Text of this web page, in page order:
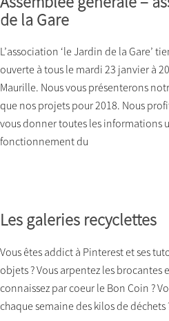
de la Gare
L’association ‘le Jardin de la Gare’
ouverte à tous le mardi 23 janvier à
Maurille. Nous vous présenterons
que nos projets pour 2018. Nous
vous donner toutes les informations
fonctionnement du
Les galeries recyclettes
Vous êtes addict à Pinterest et ses
objets ? Vous arpentez les brocantes
connaissez par coeur le Bon Coin ?
chaque semaine des kilos de déchets